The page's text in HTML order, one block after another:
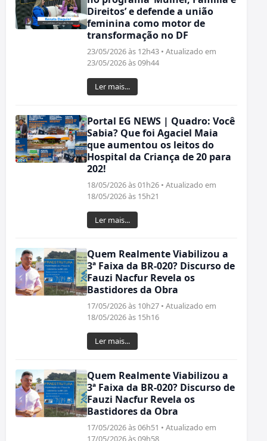
Direitos’ e defende a união
feminina como motor de
transformação no DF
23/05/2026 às 12h43 • Atualizado em
23/05/2026 às 09h44
Ler mais...
Portal EG NEWS | Quadro: Você
Sabia? Que foi Agaciel Maia
que aumentou os leitos do
Hospital da Criança de 20 para
202!
18/05/2026 às 01h26 • Atualizado em
18/05/2026 às 15h21
Ler mais...
Quem Realmente Viabilizou a
3ª Faixa da BR-020? Discurso de
Fauzi Nacfur Revela os
Bastidores da Obra
17/05/2026 às 10h27 • Atualizado em
18/05/2026 às 15h16
Ler mais...
Quem Realmente Viabilizou a
3ª Faixa da BR-020? Discurso de
Fauzi Nacfur Revela os
Bastidores da Obra
17/05/2026 às 06h51 • Atualizado em
17/05/2026 às 09h58